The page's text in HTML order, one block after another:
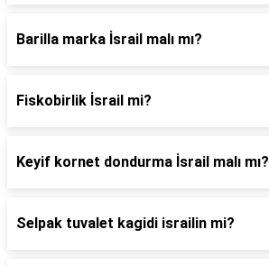
Barilla marka İsrail malı mı?
Fiskobirlik İsrail mi?
Keyif kornet dondurma İsrail malı mı?
Selpak tuvalet kagidi israilin mi?